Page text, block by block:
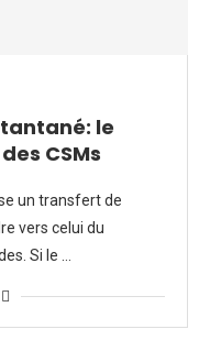
le
CSMs
un transfert de
vers celui du
Si le …